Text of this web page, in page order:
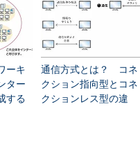
は
ーキ
ター
する
通信方式とは？ コネ
クション指向型とコネ
クションレス型の違